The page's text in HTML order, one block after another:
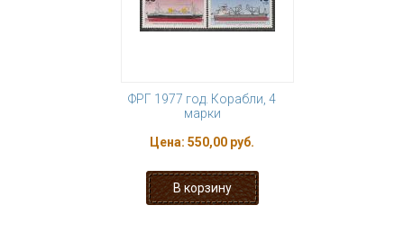
ФРГ 1977 год. Корабли, 4
марки
Цена: 550,00 руб.